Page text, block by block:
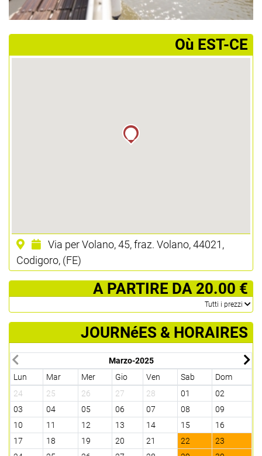
­Où EST-CE
Via per Volano, 45, fraz. Volano, 44021,
Codigoro, (FE)
­ A PARTIRE DA 20.00 €
­Tutti i prezzi
JOURNéES & HORAIRES
Marzo-2025
Lun
Mar Mer Gio Ven Sab
Dom
24
25 26 27 28 01
02
03
04 05 06 07 08
09
10
11 12 13 14 15
16
17
18 19 20 21 22
23